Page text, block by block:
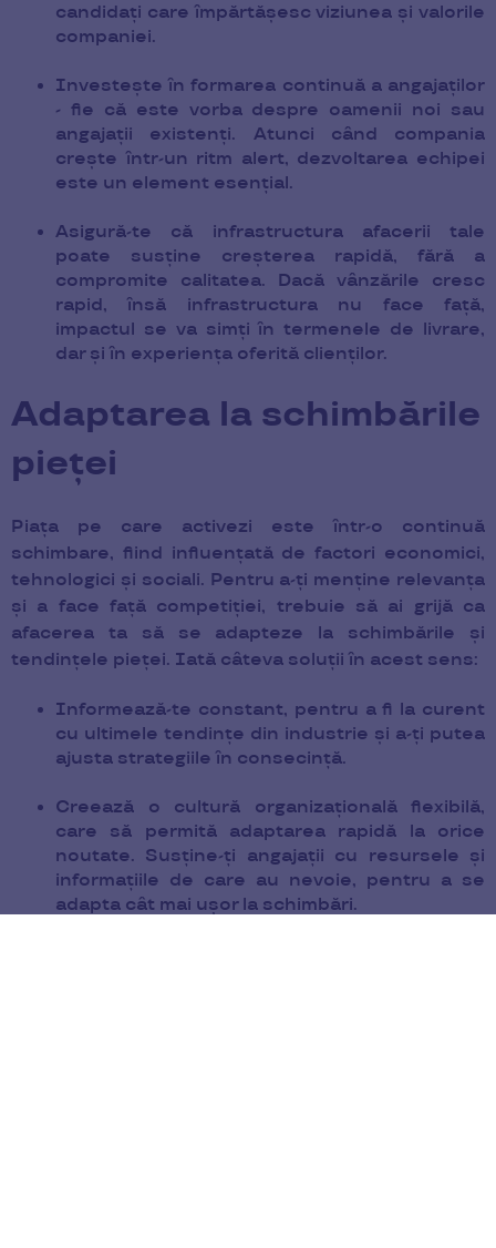
candidați care împărtășesc viziunea și valorile
companiei.
Investește în formarea continuă a angajaților
- fie că este vorba despre oamenii noi sau
angajații existenți. Atunci când compania
crește într-un ritm alert, dezvoltarea echipei
este un element esențial.
Asigură-te că infrastructura afacerii tale
poate susține creșterea rapidă, fără a
compromite calitatea. Dacă vânzările cresc
rapid, însă infrastructura nu face față,
impactul se va simți în termenele de livrare,
dar și în experiența oferită clienților.
Adaptarea la schimbările
pieței
Piața pe care activezi este într-o continuă
schimbare, fiind influențată de factori economici,
tehnologici și sociali. Pentru a-ți menține relevanța
și a face față competiției, trebuie să ai grijă ca
afacerea ta să se adapteze la schimbările și
tendințele pieței. Iată câteva soluții în acest sens:
Informează-te constant, pentru a fi la curent
cu ultimele tendințe din industrie și a-ți putea
ajusta strategiile în consecință.
Creează o cultură organizațională flexibilă,
care să permită adaptarea rapidă la orice
noutate. Susține-ți angajații cu resursele și
informațiile de care au nevoie, pentru a se
adapta cât mai ușor la schimbări.